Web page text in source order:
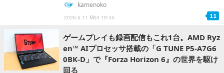
2026.5.11 Mon 19:45
kamenoko
11
ゲームプレイも録画配信もこれ1台。AMD Ryz
en™ AIプロセッサ搭載の「G TUNE P5-A7G6
0BK-D」で『Forza Horizon 6』の世界を駆け
回る